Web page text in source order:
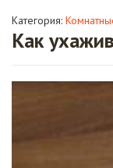
Категория:
Как